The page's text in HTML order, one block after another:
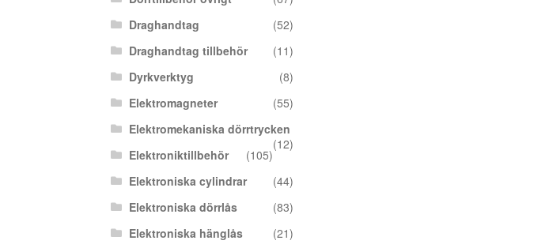
Draghandtag
(52)
Draghandtag tillbehör
(11)
Dyrkverktyg
(8)
Elektromagneter
(55)
Elektromekaniska dörrtrycken
(12)
Elektroniktillbehör
(105)
Elektroniska cylindrar
(44)
Elektroniska dörrlås
(83)
Elektroniska hänglås
(21)